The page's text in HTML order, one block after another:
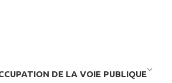
DE LA VOIE PUBLIQUE